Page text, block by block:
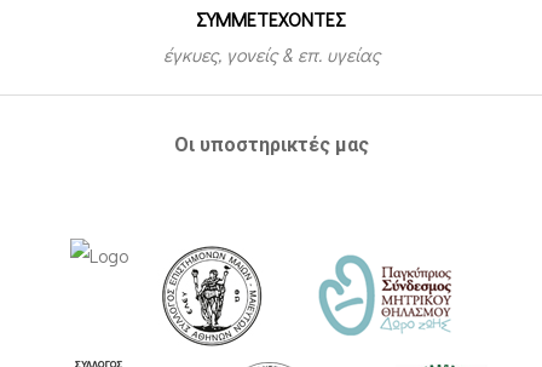
ΣΥΜΜΕΤEΧΟΝΤΕΣ
έγκυες, γονείς & επ. υγείας
Οι υποστηρικτές μας